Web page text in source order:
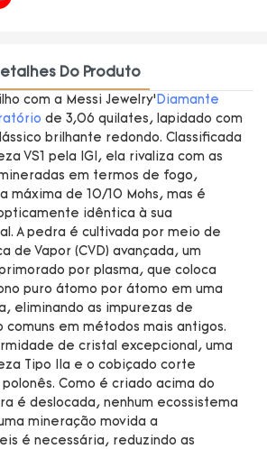
Do Produto
com a Messi Jewelry’ Diamante
de 3,06 quilates, lapidado com
brilhante redondo. Classificada
VS1 pela IGI, ela rivaliza com as
em termos de fogo,
máxima de 10/10 Mohs, mas é
idêntica à sua
A pedra é cultivada por meio de
de Vapor (CVD) avançada, um
por plasma, que coloca
puro átomo por átomo em uma
eliminando as impurezas de
em métodos mais antigos.
de cristal excepcional, uma
Tipo IIa e o cobiçado corte
Como é criado acima do
é deslocada, nenhum ecossistema
mineração movida a
é necessária, reduzindo as